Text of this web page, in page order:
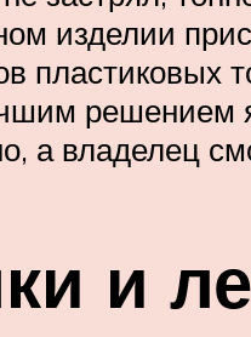
изделии
пластиковых
решением
а владелец
и